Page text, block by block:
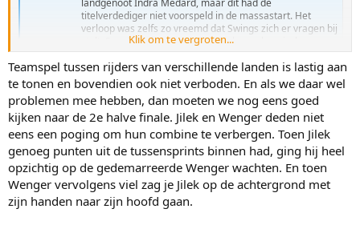
titelverdediger niet voorspeld in de massastart. Het
verloop was zelfs zo vreemd dat Swings zich er vragen bij
stelt. Speelden favoriet Jordan Stolz en olympisch
kampioen Jorrit Bergsma onder één...
sporza.be
https://www.nieuwsblad.be/sport/wintersporten/snelschaatsen/bar
t-swings-blijft-gefrustreerd-achter-na-vreemde-olympische-finale-
in-nederland-zullen-ze-allicht-schrijven-dat-ik-een-slechte-verliezer-
ben-maar-hoe-bergsma-wegreed.../135295607.html
Klik om te vergroten...
Teamspel tussen rijders van verschillende landen is lastig aan
te tonen en bovendien ook niet verboden. En als we daar wel
problemen mee hebben, dan moeten we nog eens goed
kijken naar de 2e halve finale. Jilek en Wenger deden niet
eens een poging om hun combine te verbergen. Toen Jilek
genoeg punten uit de tussensprints binnen had, ging hij heel
opzichtig op de gedemarreerde Wenger wachten. En toen
Wenger vervolgens viel zag je Jilek op de achtergrond met
zijn handen naar zijn hoofd gaan.